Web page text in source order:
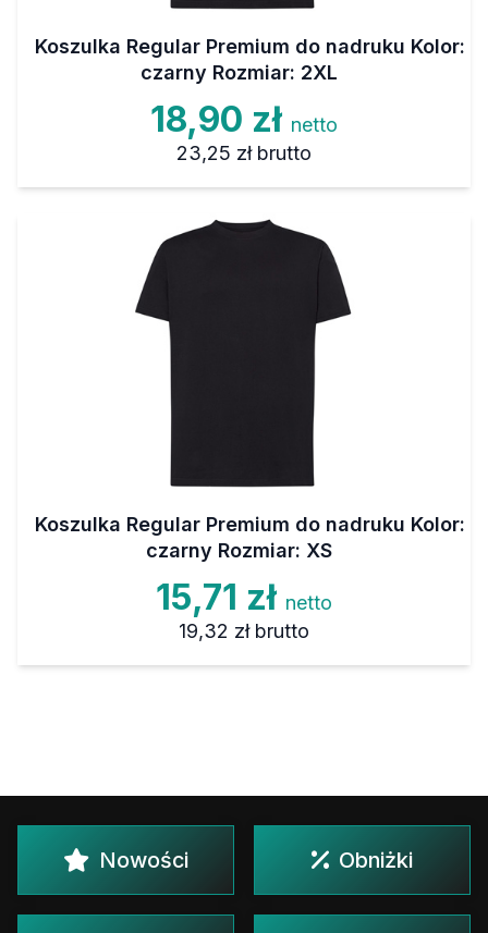
Koszulka Regular Premium do nadruku Kolor:
czarny Rozmiar: 2XL
18,90 zł netto
23,25 zł brutto
Koszulka Regular Premium do nadruku Kolor:
czarny Rozmiar: XS
15,71 zł netto
19,32 zł brutto
Nowości Obniżki